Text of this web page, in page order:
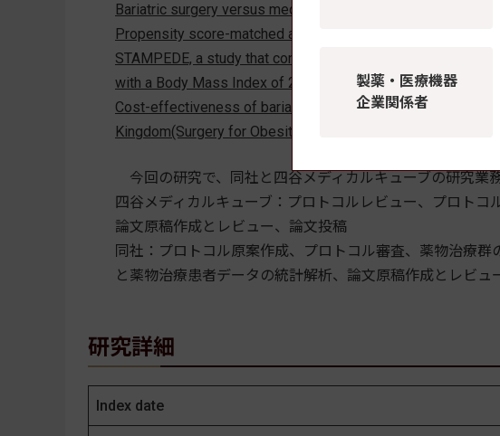
Bariatric surgery versus medical treatment in mildly obese
Propensity score-matched analysis on real-world
STAMPEDE, a study that confirms that metabolic surgery
with a Body Mass Index of 27-43 kg/m2(Johnson &
Cost-effectiveness of bariatric and metabolic surgery, and
Kingdom(Surgery for Obesity and Related Diseases 2021年7
今回の研究で、同社と四谷メディカルキューブの研究業
四谷メディカルキューブ：プロトコルレビュー、プロトコ
論文原稿作成とレビュー、論文投稿
同社：プロトコル原案作成、プロトコル審査、薬物治療
と薬物治療患者データの統計解析、論文原稿作成とレビュ
研究詳細
Index date
製薬・医療機器
企業関係者